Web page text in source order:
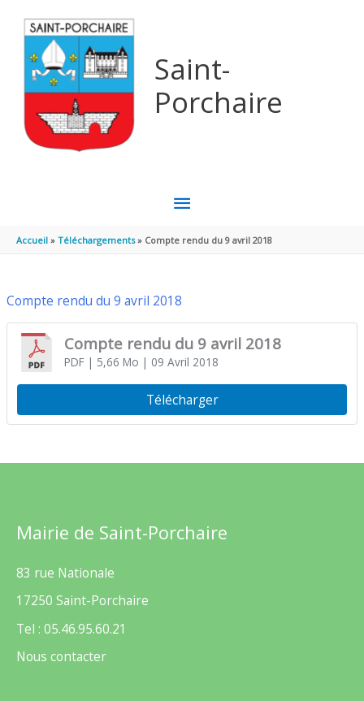
Saint-
Porchaire
MENU
PRINCIPAL
Accueil Téléchargements Compte rendu du 9 avril 2018
Compte rendu du 9 avril 2018
Compte rendu du 9 avril 2018
PDF| 5,66 Mo | 09 Avril 2018
Télécharger
Mairie de Saint-Porchaire
83 rue Nationale
17250 Saint-Porchaire
Tel : 05.46.95.60.21
Nous contacter